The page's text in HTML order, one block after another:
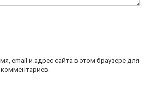
email и адрес сайта в этом браузере для